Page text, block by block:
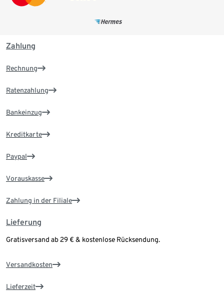
Zahlung
Rechnung
Ratenzahlung
Bankeinzug
Kreditkarte
Paypal
Vorauskasse
Zahlung in der Filiale
Lieferung
Gratisversand ab 29 € & kostenlose Rücksendung.
Versandkosten
Lieferzeit